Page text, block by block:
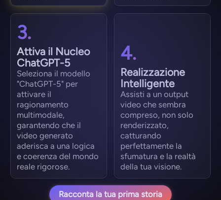
3.
Attiva il Nucleo
ChatGPT-5
Seleziona il modello
"ChatGPT-5" per
attivare il
ragionamento
multimodale,
garantendo che il
video generato
aderisca a una logica
e coerenza del mondo
reale rigorose.
4.
Realizzazione
Intelligente
Assisti a un output
video che sembra
compreso, non solo
renderizzato,
catturando
perfettamente la
sfumatura e la realtà
della tua visione.
Racconta la tua prima storia